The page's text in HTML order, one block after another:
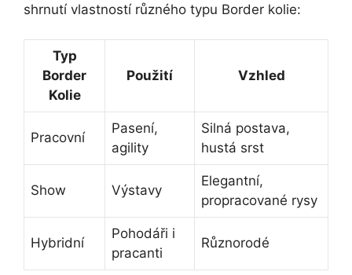
shrnutí vlastností různého typu Border kolie:
Typ
Border
Kolie
Použití Vzhled
Pracovní
Pasení,
agility
Silná postava,
hustá srst
Show Výstavy
Elegantní,
propracované rysy
Hybridní
Pohodáři i
pracanti
Různorodé